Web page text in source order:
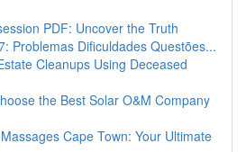
PDF: Uncover the Truth
Problemas Dificuldades Questões...
Cleanups Using Deceased
the Best Solar O&M Company
Cape Town: Your Ultimate